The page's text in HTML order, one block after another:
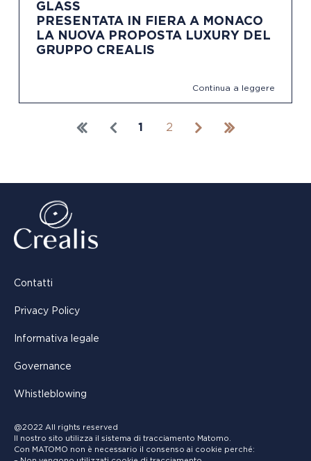
GLASS
PRESENTATA IN FIERA A MONACO
LA NUOVA PROPOSTA LUXURY DEL
GRUPPO CREALIS
Continua a leggere
1 2
Contatti
Privacy Policy
Informativa legale
Governance
Whistleblowing
@2022 All rights reserved
Il nostro sito utilizza il sistema di tracciamento Matomo.
Con MATOMO non è necessario il consenso ai cookie perché: